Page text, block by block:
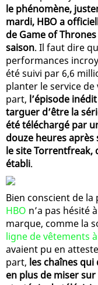
le phénomène,
mardi, HBO a
de Game of
saison. Il faut dire
performances
été suivi par 6,6
planter le service de
part, l’épisode
targuer d’être la
été téléchargé par
douze heures
le site Torrentfreak,
établi.
Bien conscient de
HBO n’a pas hésité
marque, comme la
ligne de vêtements
avaient pu en
part, les chaînes
en plus de miser